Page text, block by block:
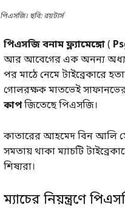
ছবি: রয়টার্স
পিএসজি বনাম ফ্ল্যামেঙ্গো(
আর আবেগের এক অনন্য অধ্যায়
পর মাঠে নেমে টাইব্রেকারে
গোলরক্ষক মাতভেই
কাপজিতেছে পিএসজি।
কাতারের আহমেদ বিন আলি
সমতায় থাকা ম্যাচটি
শিষ্যরা।
ম্যাচের নিয়ন্ত্রণে